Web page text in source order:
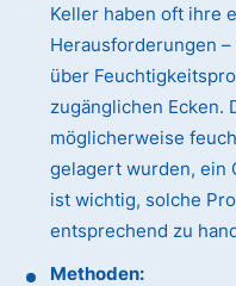
Keller haben oft ihre
Herausforderungen
über
zugänglichen Ecken.
möglicherweise
gelagert wurden, ein
ist wichtig, solche
entsprechend zu
Methoden: